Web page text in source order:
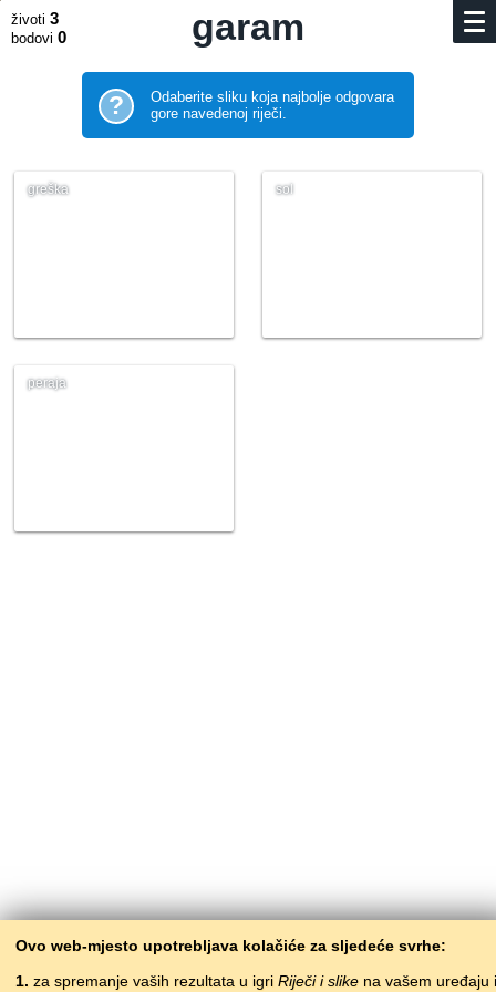
Ovo web-mjesto upotrebljava kolačiće za sljedeće svrhe:
1. za spremanje vaših rezultata u igri Riječi i slike na vašem uređaju i
životi 3
bodovi 0 garam
?
Odaberite sliku koja najbolje odgovara
gore navedenoj riječi.
greška sol
peraja